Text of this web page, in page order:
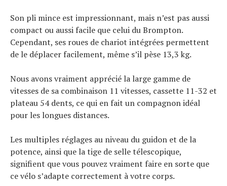
Son pli mince est impressionnant, mais n’est pas aussi
compact ou aussi facile que celui du Brompton.
Cependant, ses roues de chariot intégrées permettent
de le déplacer facilement, même s’il pèse 13,3 kg.
Nous avons vraiment apprécié la large gamme de
vitesses de sa combinaison 11 vitesses, cassette 11-32 et
plateau 54 dents, ce qui en fait un compagnon idéal
pour les longues distances.
Les multiples réglages au niveau du guidon et de la
potence, ainsi que la tige de selle télescopique,
signifient que vous pouvez vraiment faire en sorte que
ce vélo s’adapte correctement à votre corps.